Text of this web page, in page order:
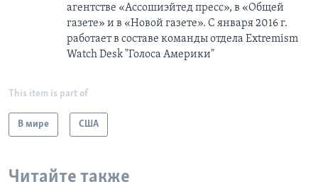
агентстве «Ассошиэйтед пресс», в «Общей
газете» и в «Новой газете». С января 2016 г.
работает в составе команды отдела Extremism
Watch Desk "Голоса Америки"
This item is part of
В мире США
Читайте также